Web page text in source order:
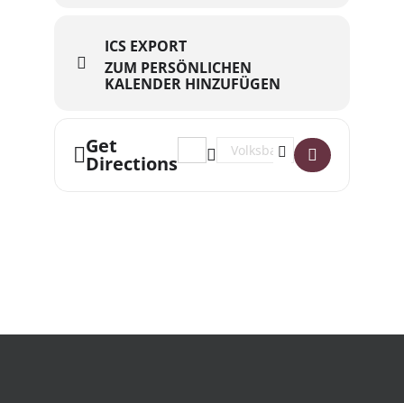
ICS EXPORT
ZUM PERSÖNLICHEN
KALENDER HINZUFÜGEN
Get
Directions
Address - Wo die Sonne nicht
Destination Address - Wo die